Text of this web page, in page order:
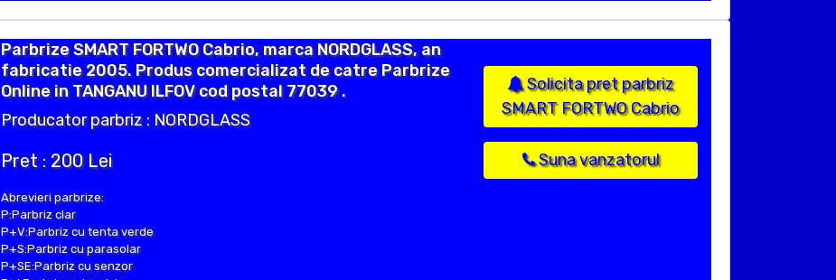
Parbrize SMART FORTWO Cabrio, marca NORDGLASS, an
fabricatie 2005. Produs comercializat de catre Parbrize
Online in TANGANU ILFOV cod postal 77039 .
Producator parbriz : NORDGLASS
Pret : 200 Lei
Abrevieri parbrize:
P:Parbriz clar
P+V:Parbriz cu tenta verde
P+S:Parbriz cu parasolar
P+SE:Parbriz cu senzor
Solicita pret parbriz
SMART FORTWO Cabrio
Suna vanzatorul